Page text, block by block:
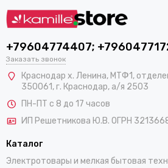
+79604774407;
Заказать звонок
Краснодар х. Ленина, МТФ1,
350061, г. Краснодар, а/я 2503
ПН-ПТ с 8 до 17 часов
ИП Решетникова Ю.В. ОГРН
Каталог
Электротовары и мелкая бытовая